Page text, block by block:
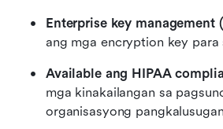
Enterprise key management
ang mga encryption key
Available ang HIPAA
mga kinakailangan sa
organisasyong